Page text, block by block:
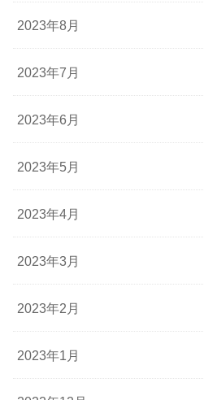
2023年8月
2023年7月
2023年6月
2023年5月
2023年4月
2023年3月
2023年2月
2023年1月